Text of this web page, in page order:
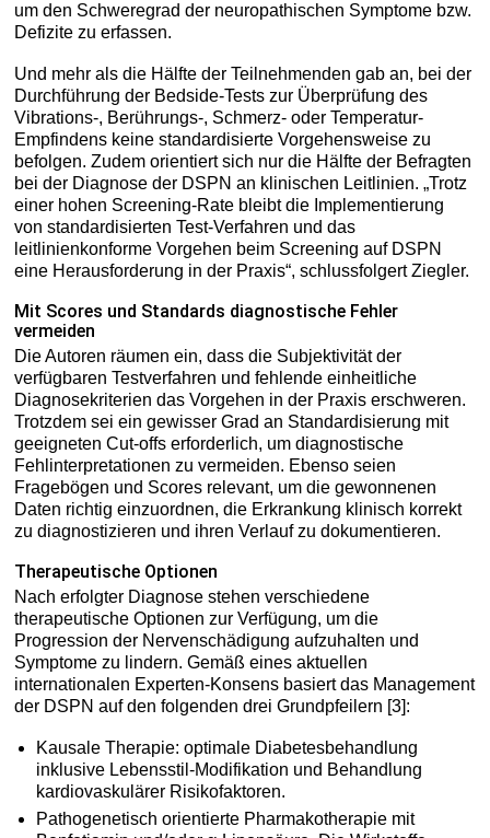
um den Schweregrad der neuropathischen Symptome bzw.
Defizite zu erfassen.
Und mehr als die Hälfte der Teilnehmenden gab an, bei der
Durchführung der Bedside-Tests zur Überprüfung des
Vibrations-, Berührungs-, Schmerz- oder Temperatur-
Empfindens keine standardisierte Vorgehensweise zu
befolgen. Zudem orientiert sich nur die Hälfte der Befragten
bei der Diagnose der DSPN an klinischen Leitlinien. „Trotz
einer hohen Screening-Rate bleibt die Implementierung
von standardisierten Test-Verfahren und das
leitlinienkonforme Vorgehen beim Screening auf DSPN
eine Herausforderung in der Praxis“, schlussfolgert Ziegler.
Mit Scores und Standards diagnostische Fehler
vermeiden
Die Autoren räumen ein, dass die Subjektivität der
verfügbaren Testverfahren und fehlende einheitliche
Diagnosekriterien das Vorgehen in der Praxis erschweren.
Trotzdem sei ein gewisser Grad an Standardisierung mit
geeigneten Cut-offs erforderlich, um diagnostische
Fehlinterpretationen zu vermeiden. Ebenso seien
Fragebögen und Scores relevant, um die gewonnenen
Daten richtig einzuordnen, die Erkrankung klinisch korrekt
zu diagnostizieren und ihren Verlauf zu dokumentieren.
Therapeutische Optionen
Nach erfolgter Diagnose stehen verschiedene
therapeutische Optionen zur Verfügung, um die
Progression der Nervenschädigung aufzuhalten und
Symptome zu lindern. Gemäß eines aktuellen
internationalen Experten-Konsens basiert das Management
der DSPN auf den folgenden drei Grundpfeilern [3]:
Kausale Therapie: optimale Diabetesbehandlung
inklusive Lebensstil-Modifikation und Behandlung
kardiovaskulärer Risikofaktoren.
Pathogenetisch orientierte Pharmakotherapie mit